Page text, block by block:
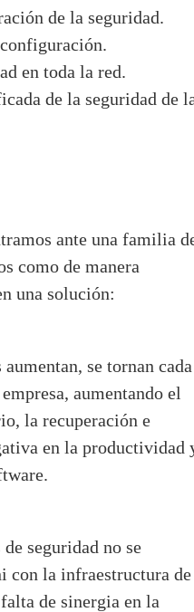
de la seguridad.
en toda la red.
de la seguridad de
ante una familia
como de manera
una solución:
se tornan cada
aumentando el
la recuperación e
en la productividad
seguridad no se
con la infraestructura de
de sinergia en la